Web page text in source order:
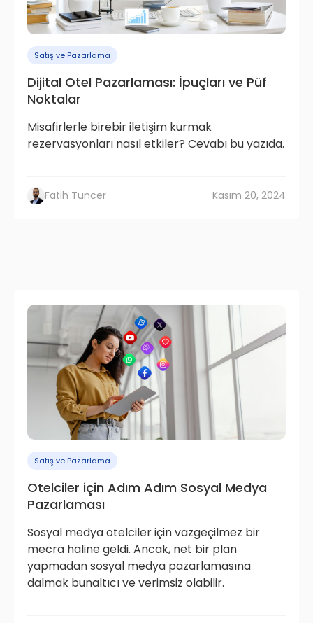
Satış ve Pazarlama
Dijital Otel Pazarlaması: İpuçları ve Püf
Noktalar
Misafirlerle birebir iletişim kurmak
rezervasyonları nasıl etkiler? Cevabı bu yazıda.
Fatih Tuncer Kasım 20, 2024
Satış ve Pazarlama
Otelciler için Adım Adım Sosyal Medya
Pazarlaması
Sosyal medya otelciler için vazgeçilmez bir
mecra haline geldi. Ancak, net bir plan
yapmadan sosyal medya pazarlamasına
dalmak bunaltıcı ve verimsiz olabilir.